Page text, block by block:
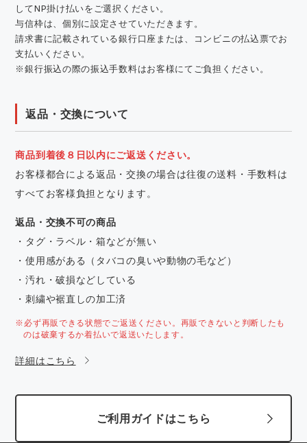
してNP掛け払いをご選択ください。
与信枠は、個別に設定させていただきます。
請求書に記載されている銀行口座または、コンビニの払込票でお
支払いください。
※銀行振込の際の振込手数料はお客様にてご負担ください。
返品・交換について
商品到着後８日以内にご返送ください。
お客様都合による返品・交換の場合は往復の送料・手数料は
すべてお客様負担となります。
返品・交換不可の商品
・タグ・ラベル・箱などが無い
・使用感がある（タバコの臭いや動物の毛など）
・汚れ・破損などしている
・刺繍や裾直しの加工済
※必ず再販できる状態でご返送ください。再販できないと判断したも
のは破棄するか着払いで返送いたします。
詳細はこちら
ご利用ガイドはこちら